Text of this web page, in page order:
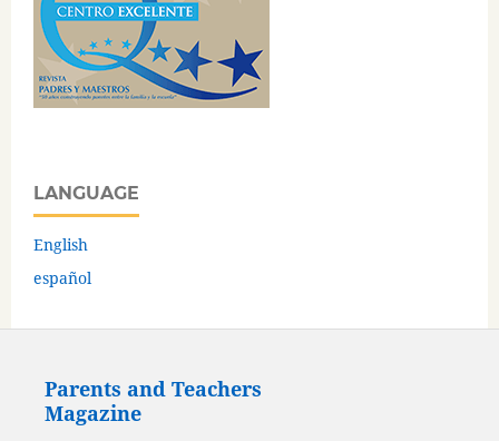
LANGUAGE
English
español
Parents and Teachers
Magazine